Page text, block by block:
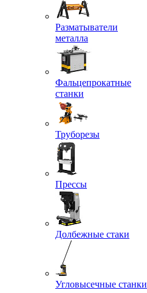
Разматыватели
металла
Фальцепрокатные
станки
Труборезы
Прессы
Долбежные стаки
Угловысечные станки